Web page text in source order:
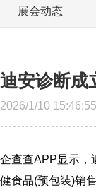
展会动态
迪安诊断成
2026/1/10
企查查APP显示，
健食品(预包装)销